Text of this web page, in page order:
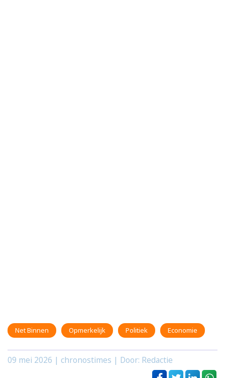
Net Binnen Opmerkelijk Politiek Economie
09 mei 2026 | chronostimes | Door: Redactie